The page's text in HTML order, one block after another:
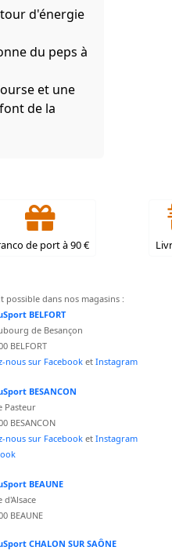
d'énergie
du peps à
et une
de la
de port à 90 €
possible dans nos magasins :
BELFORT
de Besançon
BELFORT
nous sur Facebook et Instagram
BESANCON
Pasteur
BESANCON
nous sur Facebook et Instagram
BEAUNE
d'Alsace
BEAUNE
CHALON SUR SAÔNE